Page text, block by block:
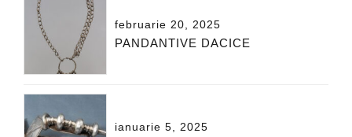
februarie 20, 2025
PANDANTIVE DACICE
ianuarie 5, 2025